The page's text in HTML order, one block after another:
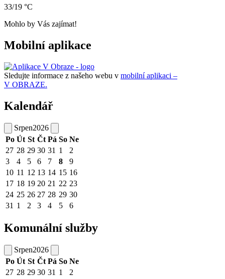
33/19 °C
Mohlo by Vás zajímat!
Mobilní aplikace
Sledujte informace z našeho webu v mobilní aplikaci –
V OBRAZE.
Kalendář
Srpen2026
Po Út St Čt Pá So Ne
27 28 29 30 31 1
2
3
4 5 6 7 8
9
10 11 12 13 14 15 16
17 18 19 20 21 22 23
24 25 26 27 28 29 30
31 1 2 3 4 5 6
Komunální služby
Srpen2026
Po Út St Čt Pá So Ne
27 28 29 30 31 1
2